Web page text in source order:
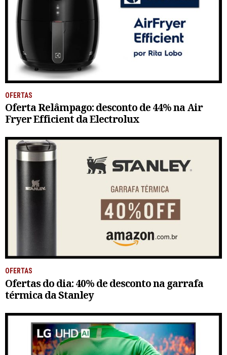
OFERTAS
Oferta Relâmpago: desconto de 44% na Air
Fryer Efficient da Electrolux
OFERTAS
Ofertas do dia: 40% de desconto na garrafa
térmica da Stanley